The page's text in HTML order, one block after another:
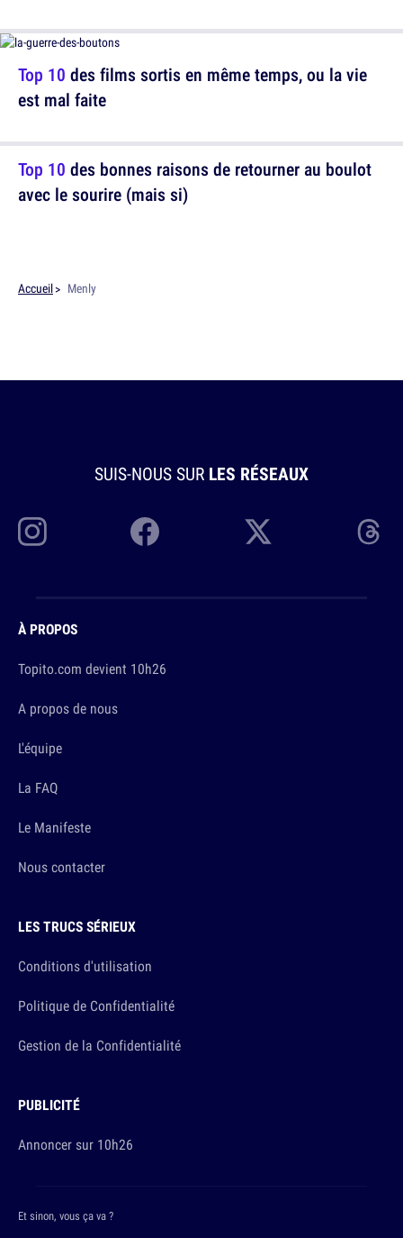
Top 10 des bonnes raisons de retourner au boulot
avec le sourire (mais si)
Top 10 des films sortis en même temps, ou la vie
est mal faite
Accueil Menly
SUIS-NOUS SUR LES RÉSEAUX
À PROPOS
Topito.com devient 10h26
A propos de nous
L'équipe
La FAQ
Le Manifeste
Nous contacter
LES TRUCS SÉRIEUX
Conditions d'utilisation
Politique de Confidentialité
Gestion de la Confidentialité
PUBLICITÉ
Annoncer sur 10h26
Et sinon, vous ça va ?